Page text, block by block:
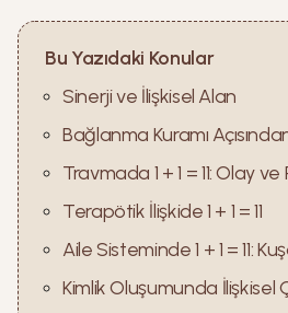
Bu Yazıdaki Konular
Sinerji ve İlişkisel Alan
Bağlanma Kuramı Açısından
Travmada 1 + 1 = 11: Olay ve
Terapötik İlişkide 1 + 1 = 11
Aile Sisteminde 1 + 1 = 11:
Kimlik Oluşumunda İlişkisel